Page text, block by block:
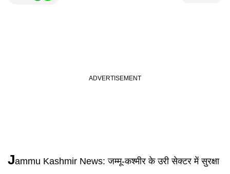
Jammu Kashmir News:जम्मू-कश्मीर के उरी सेक्टर में सुरक्षा